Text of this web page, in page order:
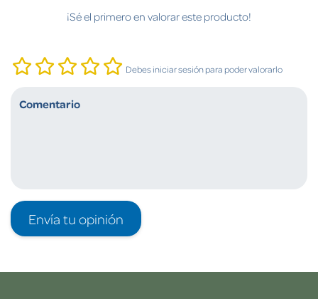
¡Sé el primero en valorar este producto!
Debes iniciar sesión para poder valorarlo
Envía tu opinión